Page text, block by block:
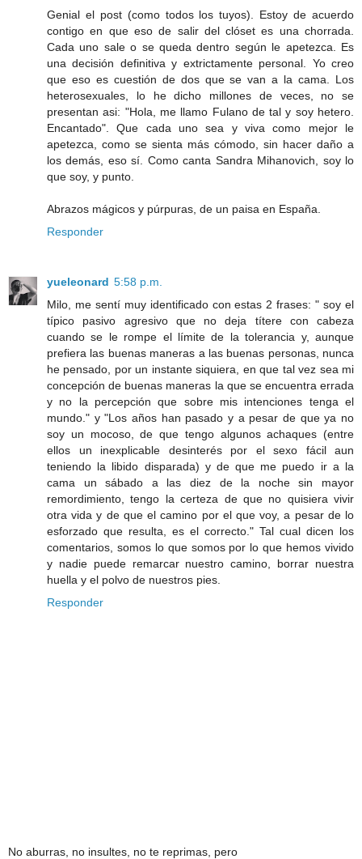
Genial el post (como todos los tuyos). Estoy de acuerdo
contigo en que eso de salir del clóset es una chorrada.
Cada uno sale o se queda dentro según le apetezca. Es
una decisión definitiva y extrictamente personal. Yo creo
que eso es cuestión de dos que se van a la cama. Los
heterosexuales, lo he dicho millones de veces, no se
presentan asi: "Hola, me llamo Fulano de tal y soy hetero.
Encantado". Que cada uno sea y viva como mejor le
apetezca, como se sienta más cómodo, sin hacer daño a
los demás, eso sí. Como canta Sandra Mihanovich, soy lo
que soy, y punto.
Abrazos mágicos y púrpuras, de un paisa en España.
Responder
yueleonard 5:58 p.m.
Milo, me sentí muy identificado con estas 2 frases: " soy el
típico pasivo agresivo que no deja títere con cabeza
cuando se le rompe el límite de la tolerancia y, aunque
prefiera las buenas maneras a las buenas personas, nunca
he pensado, por un instante siquiera, en que tal vez sea mi
concepción de buenas maneras la que se encuentra errada
y no la percepción que sobre mis intenciones tenga el
mundo." y "Los años han pasado y a pesar de que ya no
soy un mocoso, de que tengo algunos achaques (entre
ellos un inexplicable desinterés por el sexo fácil aun
teniendo la libido disparada) y de que me puedo ir a la
cama un sábado a las diez de la noche sin mayor
remordimiento, tengo la certeza de que no quisiera vivir
otra vida y de que el camino por el que voy, a pesar de lo
esforzado que resulta, es el correcto." Tal cual dicen los
comentarios, somos lo que somos por lo que hemos vivido
y nadie puede remarcar nuestro camino, borrar nuestra
huella y el polvo de nuestros pies.
Responder
No aburras, no insultes, no te reprimas, pero